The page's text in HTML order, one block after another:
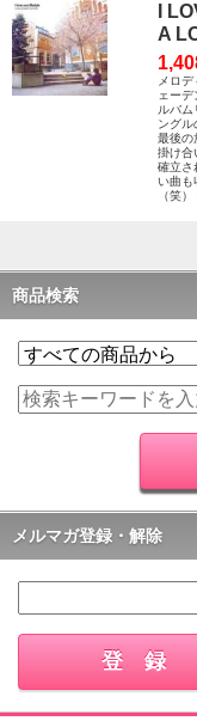
I
A
メロデ
ェー
ルバム
ングル
最後の
掛け合
確立さ
い曲も
（笑
商品検索
メルマガ登録・解除